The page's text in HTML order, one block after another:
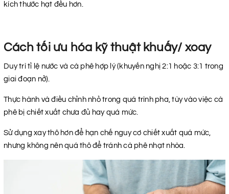
kích thước hạt đều hơn.
Cách tối ưu hóa kỹ thuật khuấy/ xoay
Duy trì tỉ lệ nước và cà phê hợp lý (khuyến nghị 2:1 hoặc 3:1 trong
giai đoạn nở).
Thực hành và điều chỉnh nhỏ trong quá trình pha, tùy vào việc cà
phê bị chiết xuất chưa đủ hay quá mức.
Sử dụng xay thô hơn để hạn chế nguy cơ chiết xuất quá mức,
nhưng không nên quá thô để tránh cà phê nhạt nhòa.